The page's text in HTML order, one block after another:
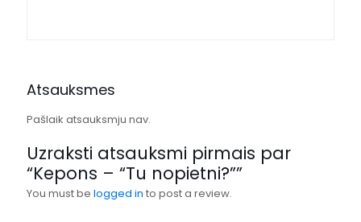
Atsauksmes
Pašlaik atsauksmju nav.
Uzraksti atsauksmi pirmais par
“Kepons – “Tu nopietni?””
You must be logged in to post a review.